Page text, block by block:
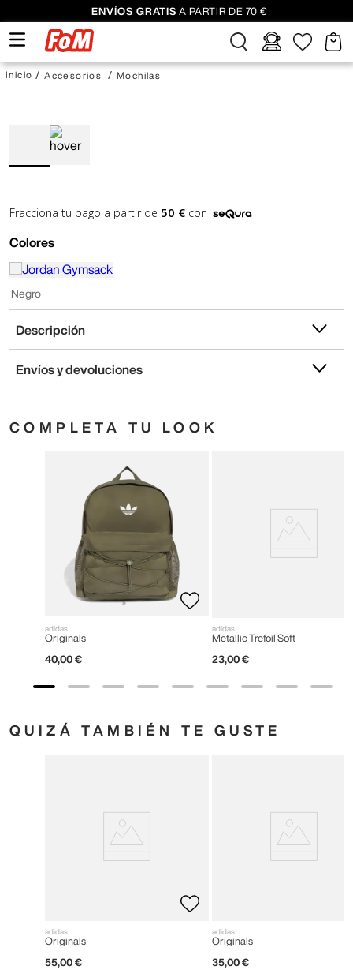
ENVÍOS GRATIS A PARTIR DE 70 €
Accesorios Mochilas
Fracciona tu pago a partir de 50 € con
Colores
Negro
Descripción
Envíos y devoluciones
COMPLETA TU LOOK
adidas
Originals
40,00 €
adidas
Metallic Trefoil Soft
23,00 €
QUIZÁ TAMBIÉN TE GUSTE
adidas
Originals
55,00 €
adidas
Originals
35,00 €